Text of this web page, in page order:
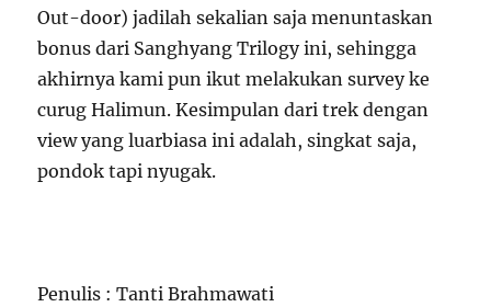
Out-door) jadilah sekalian saja menuntaskan
bonus dari Sanghyang Trilogy ini, sehingga
akhirnya kami pun ikut melakukan survey ke
curug Halimun. Kesimpulan dari trek dengan
view yang luarbiasa ini adalah, singkat saja,
pondok tapi nyugak.
Penulis : Tanti Brahmawati